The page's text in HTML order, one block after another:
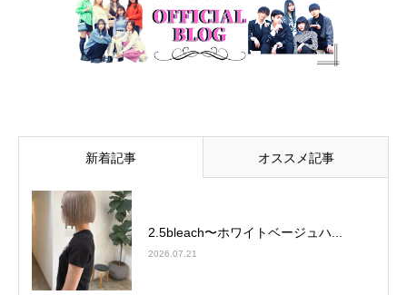
新着記事 オススメ記事
2.5bleach〜ホワイトベージュ⁡ハ...
2026.07.21